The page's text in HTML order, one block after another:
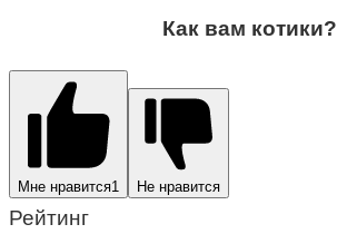
Как вам котики?
Мне нравится1 Не нравится
Рейтинг